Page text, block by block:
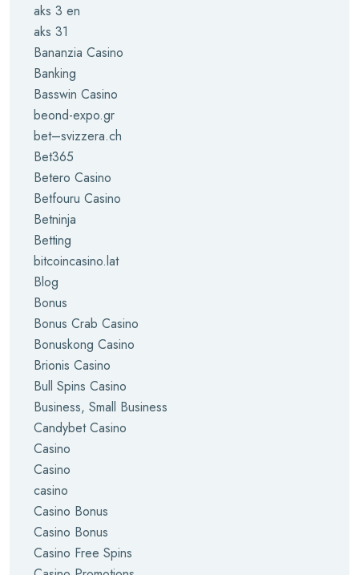
aks 3 en
aks 31
Bananzia Casino
Banking
Basswin Casino
beond-expo.gr
bet–svizzera.ch
Bet365
Betero Casino
Betfouru Casino
Betninja
Betting
bitcoincasino.lat
Blog
Bonus
Bonus Crab Casino
Bonuskong Casino
Brionis Casino
Bull Spins Casino
Business, Small Business
Candybet Casino
Casino
Casino
casino
Casino Bonus
Casino Bonus
Casino Free Spins